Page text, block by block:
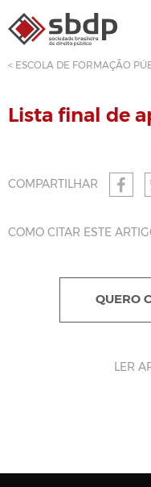
< ESCOLA DE FORMAÇÃO
Lista final de
COMPARTILHAR
QUERO
LER
COMO CITAR ESTE